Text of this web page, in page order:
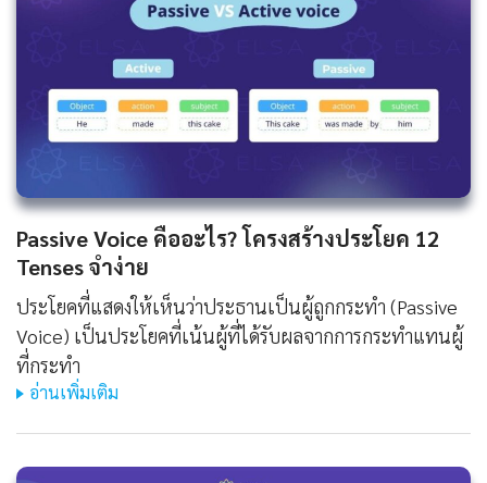
Passive Voice คืออะไร? โครงสร้างประโยค 12
Tenses จำง่าย
ประโยคที่แสดงให้เห็นว่าประธานเป็นผู้ถูกกระทำ (Passive
Voice) เป็นประโยคที่เน้นผู้ที่ได้รับผลจากการกระทำแทนผู้
ที่กระทำ
อ่านเพิ่มเติม